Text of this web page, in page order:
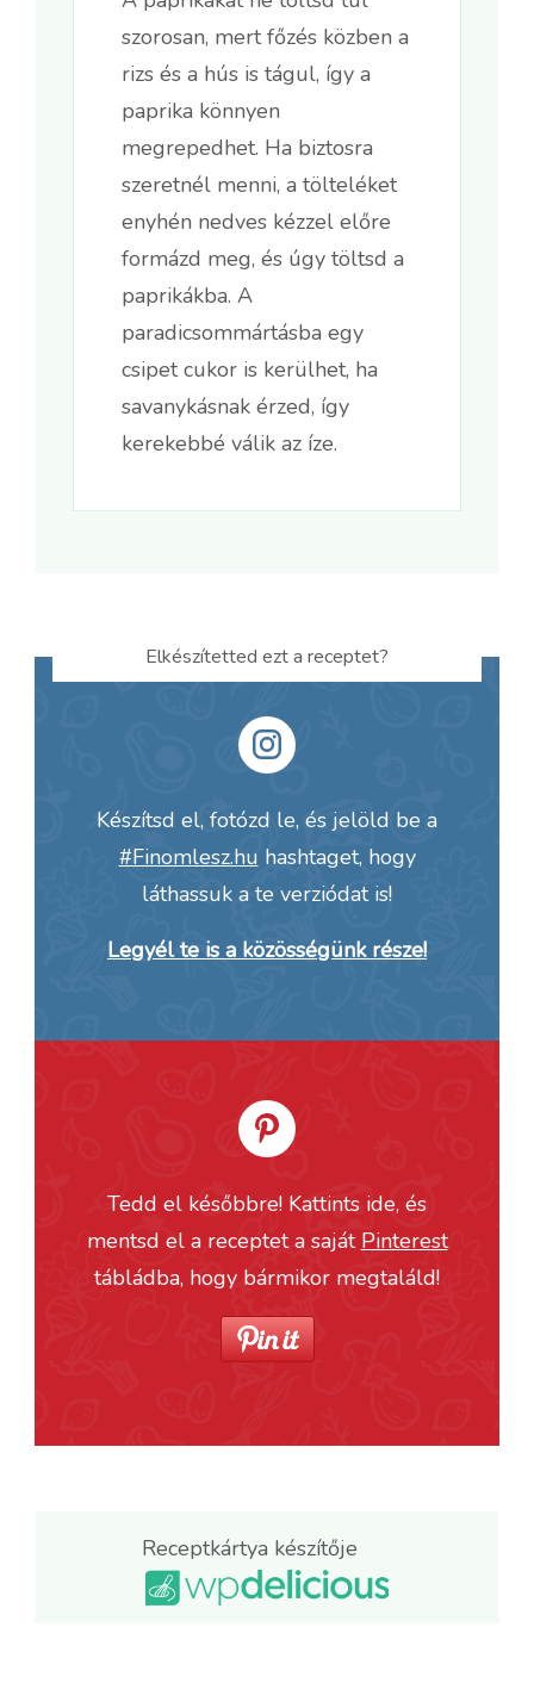
szorosan, mert főzés közben a
rizs és a hús is tágul, így a
paprika könnyen
megrepedhet. Ha biztosra
szeretnél menni, a tölteléket
enyhén nedves kézzel előre
formázd meg, és úgy töltsd a
paprikákba. A
paradicsommártásba egy
csipet cukor is kerülhet, ha
savanykásnak érzed, így
kerekebbé válik az íze.
Elkészítetted ezt a receptet?
Készítsd el, fotózd le, és jelöld be a
#Finomlesz.hu hashtaget, hogy
láthassuk a te verziódat is!
Legyél te is a közösségünk része!
Tedd el későbbre! Kattints ide, és
mentsd el a receptet a saját Pinterest
tábládba, hogy bármikor megtaláld!
Receptkártya készítője